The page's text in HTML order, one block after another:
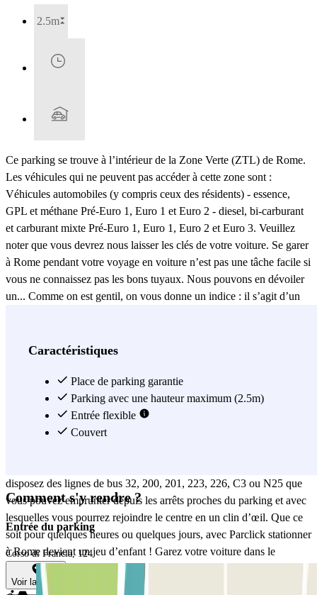
2.5m
Ce parking se trouve à l’intérieur de la Zone Verte (ZTL) de Rome.
Les véhicules qui ne peuvent pas accéder à cette zone sont :
Véhicules automobiles (y compris ceux des résidents) - essence,
GPL et méthane Pré-Euro 1, Euro 1 et Euro 2 - diesel, bi-carburant
et carburant mixte Pré-Euro 1, Euro 1, Euro 2 et Euro 3. Veuillez
noter que vous devrez nous laisser les clés de votre voiture. Se garer
à Rome pendant votre voyage en voiture n’est pas une tâche facile si
vous ne connaissez pas les bons tuyaux. Nous pouvons en dévoiler
un... Comme on est gentil, on vous donne un indice : il s’agit d’un
merveilleux sites touristiques que personne ne devrait manquer,
etc. Mais Rome, c’est beaucoup plus que ça ! Si vous aimez les
évènements sportifs, vous ne pouvez pas partir sans avoir visité le
stade olympique. Ce parking est à seulement 15 minutes à pied de
plusieurs points d’intérêt de la ville, tels que le Musée national d'Art
disposez des lignes de bus 32, 200, 201, 223, 226, C3 ou N25 que
vous pouvez emprunter depuis les arrêts proches du parking et avec
lesquelles vous pourrez rejoindre le centre en un clin d’œil. Que ce
soit pour quelques heures ou quelques jours, avec Parclick stationner
à Rome devient un jeu d’enfant ! Garez votre voiture dans le
parking MUOVIAMO Corso di Francia
votre voyage à Rome!
Caractéristiques
Place de parking garantie
Parking avec une hauteur maximum (2.5m)
Entrée flexible
Couvert
Comment s'y rendre ?
Entrée du parking
Corso di Francia, 124
Voir la carte